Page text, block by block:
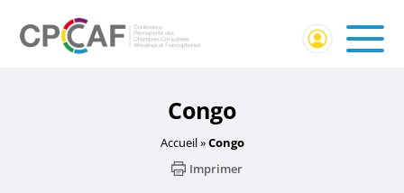
Congo
Accueil»Congo
Imprimer